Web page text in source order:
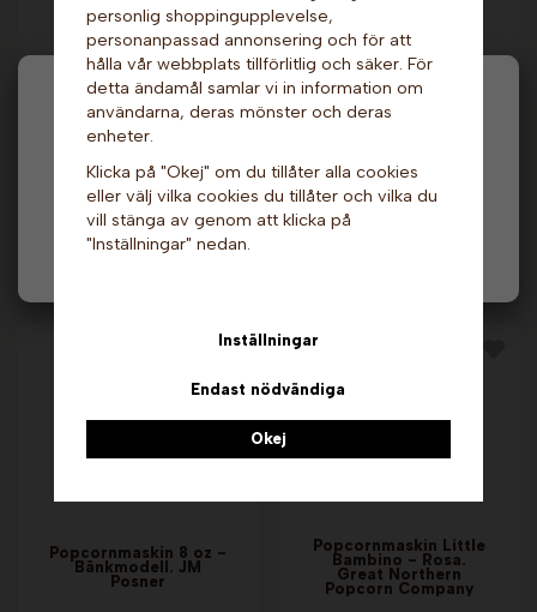
Hej och välkommen till Gottes!
moms) eller företag (exkl. moms) för hur våra priser
ska visas.
Privat
Popcornmaskin utan
vagn - Röd, 8 oz.
Vevor
3 849 kr
Popcornmaskin – 4
oz med vagn, Svart.
Gold Medal
15 889 kr
Popcornmaskin 8 oz -
Bänkmodell. JM
Posner
Popcornmaskin Little
Bambino - Rosa.
Great Northern
Popcorn Company
personlig shoppingupplevelse,
personanpassad annonsering och för att
hålla vår webbplats tillförlitlig och säker. För
detta ändamål samlar vi in information om
användarna, deras mönster och deras
enheter.
Klicka på "Okej" om du tillåter alla cookies
eller välj vilka cookies du tillåter och vilka du
vill stänga av genom att klicka på
"Inställningar" nedan.
Inställningar
Endast nödvändiga
Okej